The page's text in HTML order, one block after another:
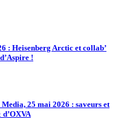
: Heisenberg Arctic et collab’
!
25 mai 2026 : saveurs et